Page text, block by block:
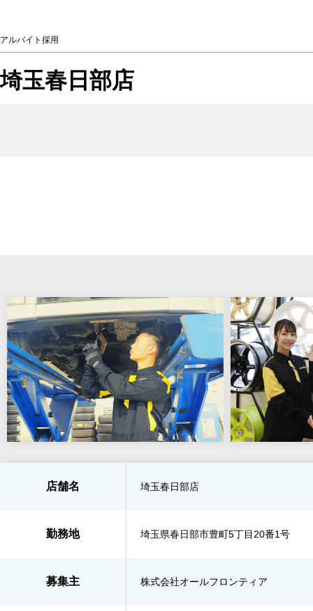
アルバイト採用
埼玉春日部店
店舗名 埼玉春日部店
勤務地 埼玉県春日部市豊町5丁目20番1号
募集主 株式会社オールフロンティア